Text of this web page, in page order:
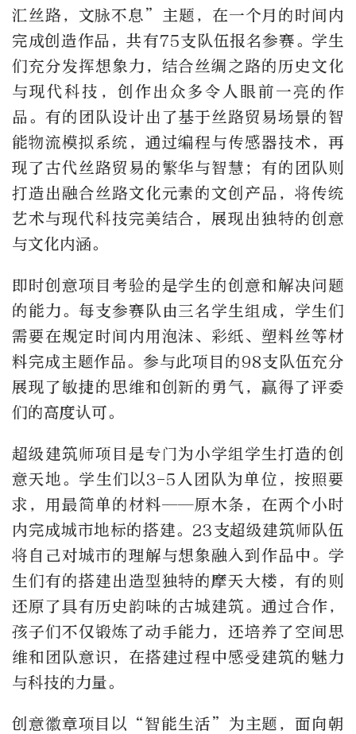
汇丝路，文脉不息”主题，在一个月的时间内
完成创造作品，共有75支队伍报名参赛。学生
们充分发挥想象力，结合丝绸之路的历史文化
与现代科技，创作出众多令人眼前一亮的作
品。有的团队设计出了基于丝路贸易场景的智
能物流模拟系统，通过编程与传感器技术，再
现了古代丝路贸易的繁华与智慧；有的团队则
打造出融合丝路文化元素的文创产品，将传统
艺术与现代科技完美结合，展现出独特的创意
与文化内涵。
即时创意项目考验的是学生的创意和解决问题
的能力。每支参赛队由三名学生组成，学生们
需要在规定时间内用泡沫、彩纸、塑料丝等材
料完成主题作品。参与此项目的98支队伍充分
展现了敏捷的思维和创新的勇气，赢得了评委
们的高度认可。
超级建筑师项目是专门为小学组学生打造的创
意天地。学生们以3-5人团队为单位，按照要
求，用最简单的材料——原木条，在两个小时
内完成城市地标的搭建。23支超级建筑师队伍
将自己对城市的理解与想象融入到作品中。学
生们有的搭建出造型独特的摩天大楼，有的则
还原了具有历史韵味的古城建筑。通过合作，
孩子们不仅锻炼了动手能力，还培养了空间思
维和团队意识，在搭建过程中感受建筑的魅力
与科技的力量。
创意徽章项目以“智能生活”为主题，面向朝